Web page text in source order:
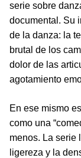
serie sobre
documental. Su
de la danza: la
brutal de los
dolor de las
agotamiento
En ese mismo
como una
menos. La serie
ligereza y la